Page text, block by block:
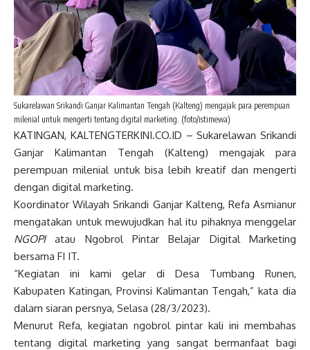
Sukarelawan Srikandi Ganjar Kalimantan Tengah (Kalteng) mengajak para perempuan
milenial untuk mengerti tentang digital marketing. (foto/istimewa)
KATINGAN, KALTENGTERKINI.CO.ID – Sukarelawan Srikandi
Ganjar Kalimantan Tengah (Kalteng) mengajak para
perempuan milenial untuk bisa lebih kreatif dan mengerti
dengan digital marketing.
Koordinator Wilayah Srikandi Ganjar Kalteng, Refa Asmianur
mengatakan untuk mewujudkan hal itu pihaknya menggelar
NGOPIatau Ngobrol Pintar Belajar Digital Marketing
bersama FI IT.
“Kegiatan ini kami gelar di Desa Tumbang Runen,
Kabupaten Katingan, Provinsi Kalimantan Tengah,” kata dia
dalam siaran persnya, Selasa (28/3/2023).
Menurut Refa, kegiatan ngobrol pintar kali ini membahas
tentang digital marketing yang sangat bermanfaat bagi